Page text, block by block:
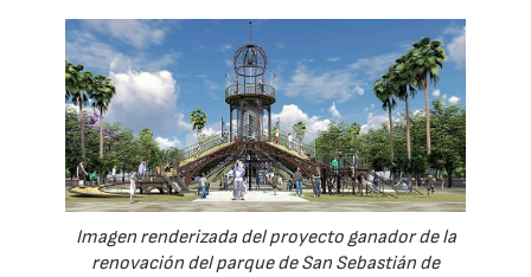
Imagen renderizada del proyecto ganador de la
renovación del parque de San Sebastián de